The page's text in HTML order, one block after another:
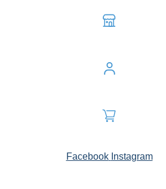
Facebook Instagram